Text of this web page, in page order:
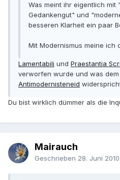
Was meint ihr eigentlich mit
Gedankengut" und
besseren Klarheit ein paar
Mit Modernismus meine ich
Lamentabili und Praestantia
verworfen wurde und was
Antimodernisteneid
Du bist wirklich dümmer als die
Mairauch
Geschrieben 28. Juni 2010